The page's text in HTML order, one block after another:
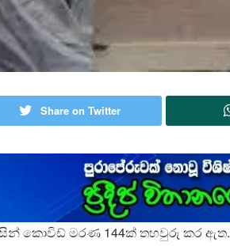
Share on Twitter
කොවිඩ් මරණ 144ක් තහවුරු කර ඇත.